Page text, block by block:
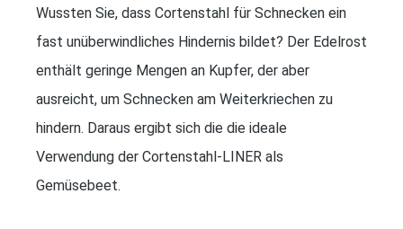
Wussten Sie, dass Cortenstahl für Schnecken ein
fast unüberwindliches Hindernis bildet? Der Edelrost
enthält geringe Mengen an Kupfer, der aber
ausreicht, um Schnecken am Weiterkriechen zu
hindern. Daraus ergibt sich die die ideale
Verwendung der Cortenstahl-LINER als
Gemüsebeet.